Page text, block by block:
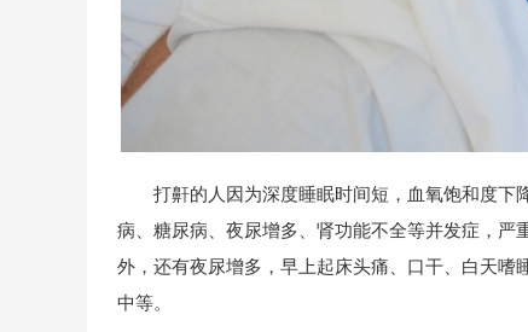
打鼾的人因为深度睡眠时间短，血氧饱和度下
病、糖尿病、夜尿增多、肾功能不全等并发症，严
外，还有夜尿增多，早上起床头痛、口干、白天
中等。